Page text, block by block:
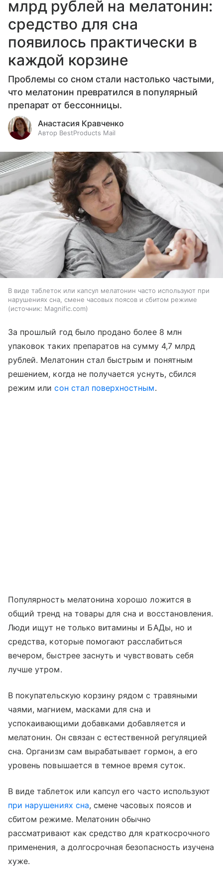
млрд рублей на мелатонин:
средство для сна
появилось практически в
каждой корзине
Проблемы со сном стали настолько частыми,
что мелатонин превратился в популярный
препарат от бессонницы.
Анастасия Кравченко
Автор BestProducts Mail
В виде таблеток или капсул мелатонин часто используют при
нарушениях сна, смене часовых поясов и сбитом режиме
источник: Magnific.com
За прошлый год было продано более 8 млн
упаковок таких препаратов на сумму 4,7 млрд
рублей. Мелатонин стал быстрым и понятным
решением, когда не получается уснуть, сбился
режим илисон стал поверхностным.
Популярность мелатонина хорошо ложится в
общий тренд на товары для сна и восстановления.
Люди ищут не только витамины и БАДы, но и
средства, которые помогают расслабиться
вечером, быстрее заснуть и чувствовать себя
лучше утром.
В покупательскую корзину рядом с травяными
чаями, магнием, масками для сна и
успокаивающими добавками добавляется и
мелатонин. Он связан с естественной регуляцией
сна. Организм сам вырабатывает гормон, а его
уровень повышается в темное время суток.
В виде таблеток или капсул его часто используют
при нарушениях сна, смене часовых поясов и
сбитом режиме. Мелатонин обычно
рассматривают как средство для краткосрочного
применения, а долгосрочная безопасность изучена
хуже.